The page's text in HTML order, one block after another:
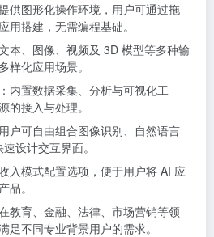
提供图形化操作环境，用户可通过拖
用搭建，无需编程基础。
本、图像、视频及 3D 模型等多种输
样化应用场景。
：内置数据采集、分析与可视化工
的接入与处理。
用户可自由组合图像识别、自然语言
设计交互界面。
入模式配置选项，便于用户将 AI 应
品。
教育、金融、法律、市场营销等领
足不同专业背景用户的需求。